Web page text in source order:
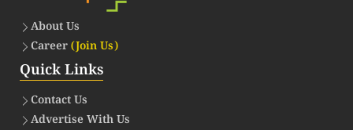
About Us
Career(Join Us)
Quick Links
Contact Us
Advertise With Us